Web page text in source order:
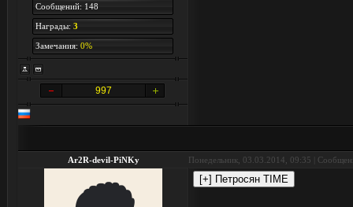
Сообщений: 148
Награды: 3
Замечания: 0%
997
Ar2R-devil-PiNKy Понедельник, 03.03.2014, 09:35 |